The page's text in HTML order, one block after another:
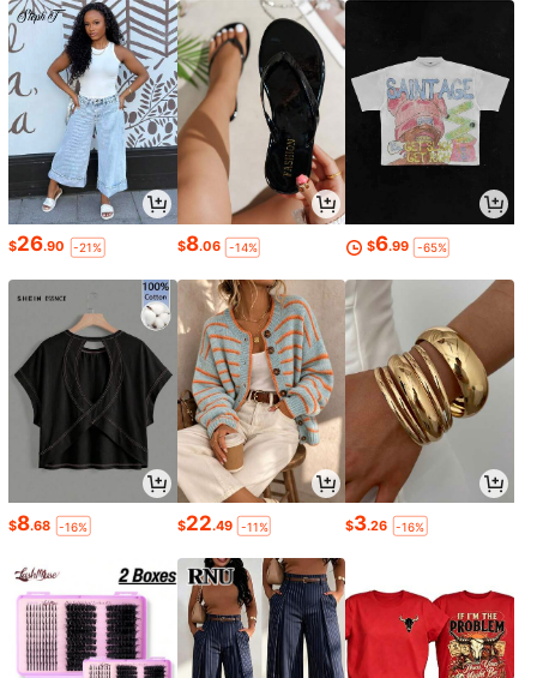
$26.90 -21% $8.06 -14% $6.99 -65%
$8.68 -16% $22.49 -11% $3.26 -16%